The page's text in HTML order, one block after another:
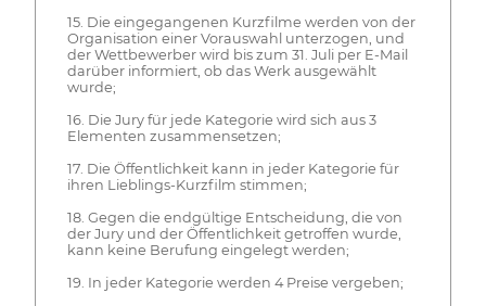
15. Die eingegangenen Kurzfilme werden von der
Organisation einer Vorauswahl unterzogen, und
der Wettbewerber wird bis zum 31. Juli per E-Mail
darüber informiert, ob das Werk ausgewählt
wurde;
16. Die Jury für jede Kategorie wird sich aus 3
Elementen zusammensetzen;
17. Die Öffentlichkeit kann in jeder Kategorie für
ihren Lieblings-Kurzfilm stimmen;
18. Gegen die endgültige Entscheidung, die von
der Jury und der Öffentlichkeit getroffen wurde,
kann keine Berufung eingelegt werden;
19. In jeder Kategorie werden 4 Preise vergeben;